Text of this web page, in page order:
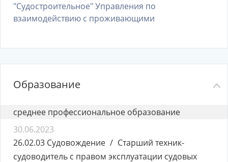
"Судостроительное" Управления по
взаимодействию с проживающими
Образование
среднее профессиональное образование
30.06.2023
26.02.03 Судовождение
Cтарший техник-
судоводитель с правом эксплуатации судовых